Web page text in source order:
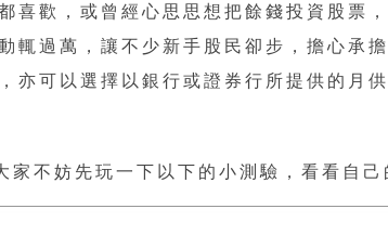
喜歡，或曾經心思思想把餘錢投資股票
輒過萬，讓不少新手股民卻步，擔心承
亦可以選擇以銀行或證券行所提供的月
家不妨先玩一下以下的小測驗，看看自己